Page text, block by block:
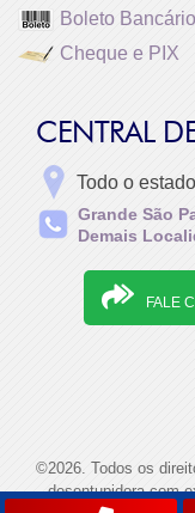
Boleto Bancário
Cheque e PIX
CENTRAL
Todo o
Grande São
Demais
FALE
©2026. Todos os
desentupidora com